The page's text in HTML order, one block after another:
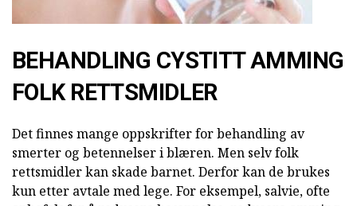
BEHANDLING CYSTITT AMMING
FOLK RETTSMIDLER
Det finnes mange oppskrifter for behandling av
smerter og betennelser i blæren. Men selv folk
rettsmidler kan skade barnet. Derfor kan de brukes
kun etter avtale med lege. For eksempel, salvie, ofte